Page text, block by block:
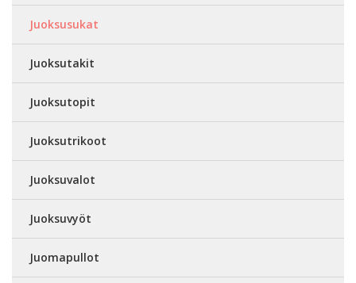
Juoksusukat
Juoksutakit
Juoksutopit
Juoksutrikoot
Juoksuvalot
Juoksuvyöt
Juomapullot